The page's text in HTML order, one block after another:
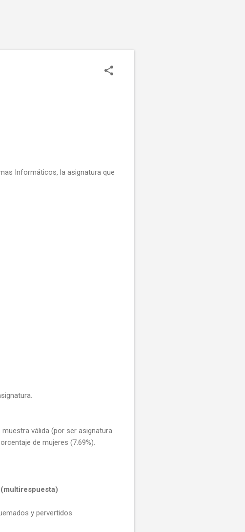
Informáticos, la asignatura que
válida (por ser asignatura
de mujeres (7.69%).
y pervertidos